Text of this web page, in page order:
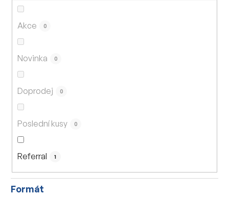
Akce 0
Novinka 0
Doprodej 0
Poslední kusy 0
Referral 1
Formát